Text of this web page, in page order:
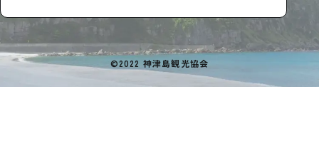
©2022 神津島観光協会